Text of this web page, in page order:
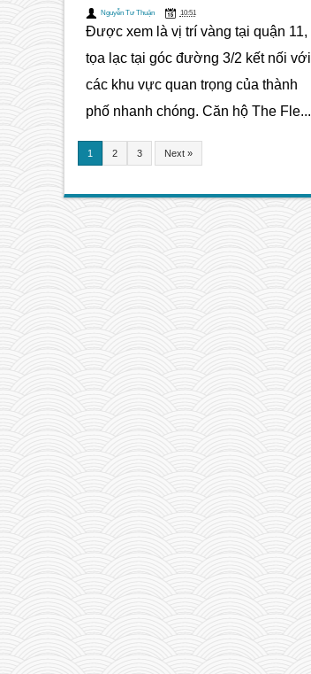
Nguyễn Tư Thuận 10:51
Được xem là vị trí vàng tại quận 11,
tọa lạc tại góc đường 3/2 kết nối với
các khu vực quan trọng của thành
phố nhanh chóng. Căn hộ The Fle...
1 2 3 Next »